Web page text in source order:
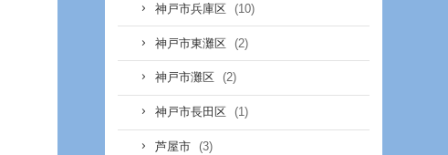
神戸市兵庫区 (10)
神戸市東灘区 (2)
神戸市灘区 (2)
神戸市長田区 (1)
芦屋市 (3)